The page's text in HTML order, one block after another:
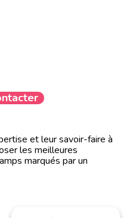
et leur savoir-faire à
les meilleures
marqués par un